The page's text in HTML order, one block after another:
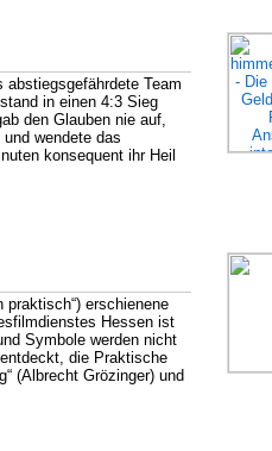
Team
in einen 4:3 Sieg
den Glauben nie auf,
wendete das
konsequent ihr Heil
praktisch“) erschienene
Hessen ist
Symbole werden nicht
die Praktische
(Albrecht Grözinger) und